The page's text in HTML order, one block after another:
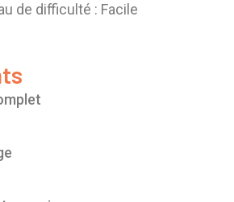
de difficulté : Facile